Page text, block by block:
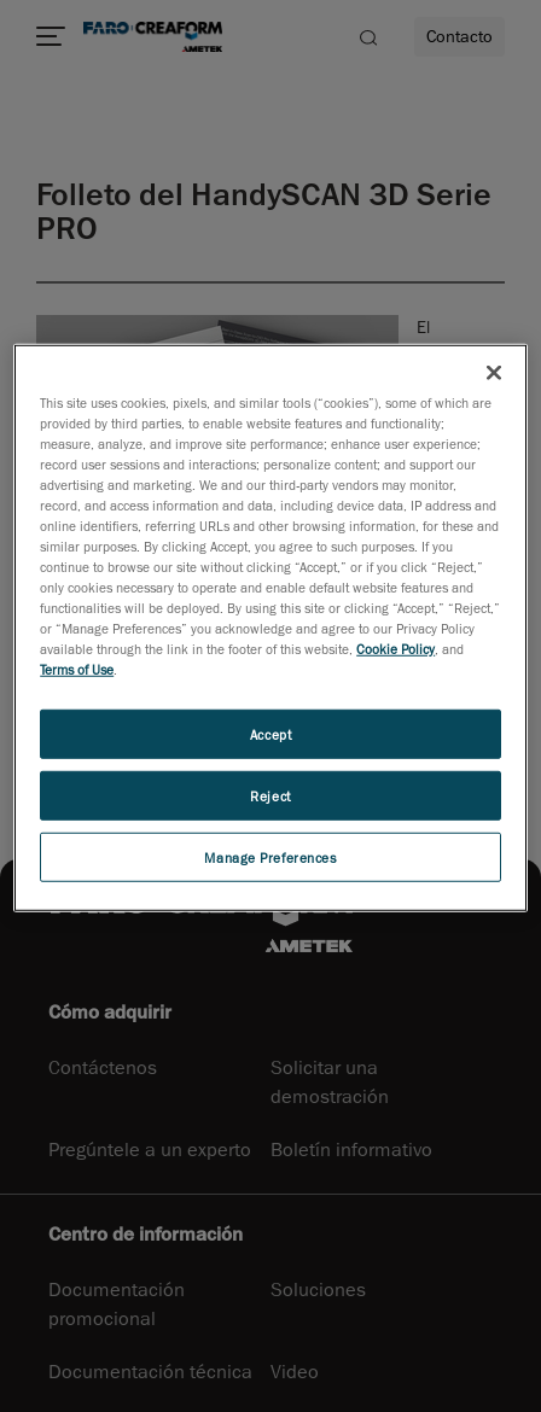
Contacto
Folleto del HandySCAN 3D Serie
PRO
El
HandySCAN
3D | Serie
PRO, que
incluye el
Escaneado
a CAD Pro,
ofrece el
camino
más rápido
y eficiente
entre el escaneado y el CAD. Descargue el folleto para descubrir
cómo puede transformar su flujo de trabajo de ingeniería
inversa.
Cómo adquirir
Contáctenos
Solicitar una
demostración
Pregúntele a un experto Boletín informativo
Centro de información
Documentación
promocional
Soluciones
Documentación técnica Video
This site uses cookies, pixels, and similar tools (“cookies”), some of which are
provided by third parties, to enable website features and functionality;
measure, analyze, and improve site performance; enhance user experience;
record user sessions and interactions; personalize content; and support our
advertising and marketing. We and our third-party vendors may monitor,
record, and access information and data, including device data, IP address and
online identifiers, referring URLs and other browsing information, for these and
similar purposes. By clicking Accept, you agree to such purposes. If you
continue to browse our site without clicking “Accept,” or if you click “Reject,”
only cookies necessary to operate and enable default website features and
functionalities will be deployed. By using this site or clicking “Accept,” “Reject,”
or “Manage Preferences” you acknowledge and agree to our Privacy Policy
available through the link in the footer of this website,Cookie Policy, and
Terms of Use
Manage Preferences
Reject
Accept